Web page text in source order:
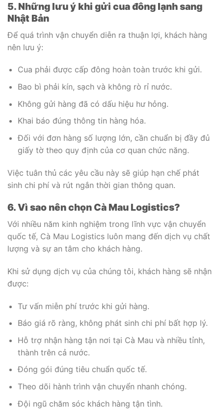
5. Những lưu ý khi gửi cua đông lạnh sang
Nhật Bản
Để quá trình vận chuyển diễn ra thuận lợi, khách hàng
nên lưu ý:
Cua phải được cấp đông hoàn toàn trước khi gửi.
Bao bì phải kín, sạch và không rò rỉ nước.
Không gửi hàng đã có dấu hiệu hư hỏng.
Khai báo đúng thông tin hàng hóa.
Đối với đơn hàng số lượng lớn, cần chuẩn bị đầy đủ
giấy tờ theo quy định của cơ quan chức năng.
Việc tuân thủ các yêu cầu này sẽ giúp hạn chế phát
sinh chi phí và rút ngắn thời gian thông quan.
6. Vì sao nên chọn Cà Mau Logistics?
Với nhiều năm kinh nghiệm trong lĩnh vực vận chuyển
quốc tế, Cà Mau Logistics luôn mang đến dịch vụ chất
lượng và sự an tâm cho khách hàng.
Khi sử dụng dịch vụ của chúng tôi, khách hàng sẽ nhận
được:
Tư vấn miễn phí trước khi gửi hàng.
Báo giá rõ ràng, không phát sinh chi phí bất hợp lý.
Hỗ trợ nhận hàng tận nơi tại Cà Mau và nhiều tỉnh,
thành trên cả nước.
Đóng gói đúng tiêu chuẩn quốc tế.
Theo dõi hành trình vận chuyển nhanh chóng.
Đội ngũ chăm sóc khách hàng tận tình.